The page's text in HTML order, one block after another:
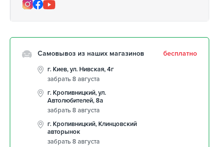
Самовывоз из наших магазинов бесплатно
г. Киев, ул. Нивская, 4г
забрать 8 августа
г. Кропивницкий, ул.
Автолюбителей, 8а
забрать 8 августа
г. Кропивницкий, Клинцовский
авторынок
забрать 8 августа